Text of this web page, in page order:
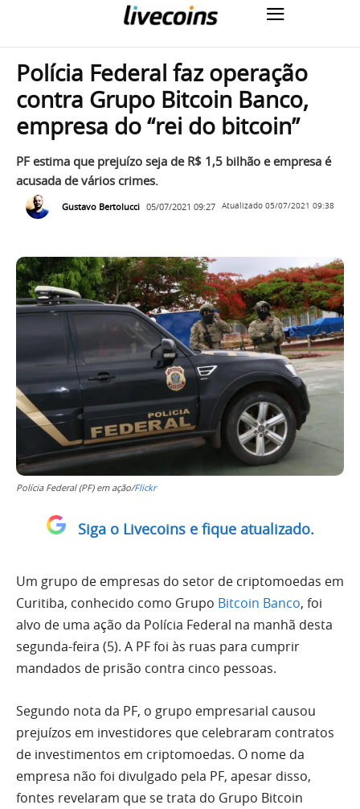
Polícia Federal faz operação
contra Grupo Bitcoin Banco,
empresa do “rei do bitcoin”
PF estima que prejuízo seja de R$ 1,5 bilhão e empresa é
acusada de vários crimes.
Gustavo Bertolucci 05/07/2021 09:27 Atualizado 05/07/2021 09:38
Polícia Federal (PF) em ação/Flickr
Siga o Livecoins e fique atualizado.
Um grupo de empresas do setor de criptomoedas em
Curitiba, conhecido como Grupo Bitcoin Banco, foi
alvo de uma ação da Polícia Federal na manhã desta
segunda-feira (5). A PF foi às ruas para cumprir
mandados de prisão contra cinco pessoas.
Segundo nota da PF, o grupo empresarial causou
prejuízos em investidores que celebraram contratos
de investimentos em criptomoedas. O nome da
empresa não foi divulgado pela PF, apesar disso,
fontes revelaram que se trata do Grupo Bitcoin